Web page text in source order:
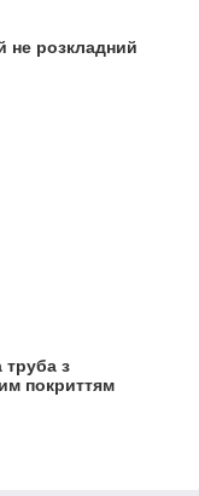
не розкладний
труба з
покриттям